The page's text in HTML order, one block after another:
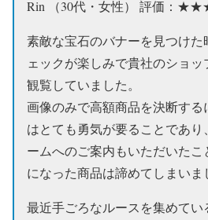
Rin （30代・女性） 評価：
素敵な宝石のバナーを見つけ
ェックが楽しみで貴社のショ
観覧していました。
画像のみで高額商品を決断する
はとても勇気が要ることであ
ームへのご案内もいただいた
になった商品は諦めてしまいま
最近手ごろなルースを集めて